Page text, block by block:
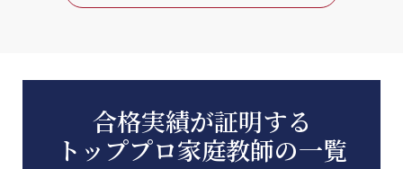
合格実績が証明する
トッププロ家庭教師の一覧